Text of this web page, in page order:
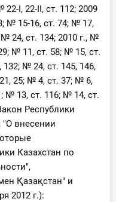
I, 22-II, ст. 112; 2009
№ 15-16, ст. 74; № 17,
24, ст. 134; 2010 г., №
№ 11, ст. 58; № 15, ст.
№ 24, ст. 145, 146,
25; № 4, ст. 37; № 6,
№ 13, ст. 116; № 14, ст.
Республики
"О внесении
Казахстан по
Қазақстан" и
2012 г.):